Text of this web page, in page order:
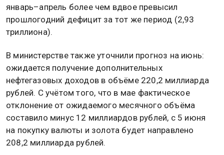
январь–апрель более чем вдвое превысил
прошлогодний дефицит за тот же период (2,93
триллиона).
В министерстве также уточнили прогноз на июнь:
ожидается получение дополнительных
нефтегазовых доходов в объёме 220,2 миллиарда
рублей. С учётом того, что в мае фактическое
отклонение от ожидаемого месячного объёма
составило минус 12 миллиардов рублей, с 5 июня
на покупку валюты и золота будет направлено
208,2 миллиарда рублей.